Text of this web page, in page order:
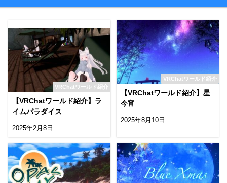
VRChatワールド紹介
【VRChatワールド紹介】ラ
イムパラダイス
2025年2月8日
VRChatワールド紹介
【VRChatワールド紹介】星
今宵
2025年8月10日